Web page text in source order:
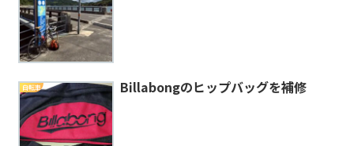
自転車 Billabongのヒップバッグを補修